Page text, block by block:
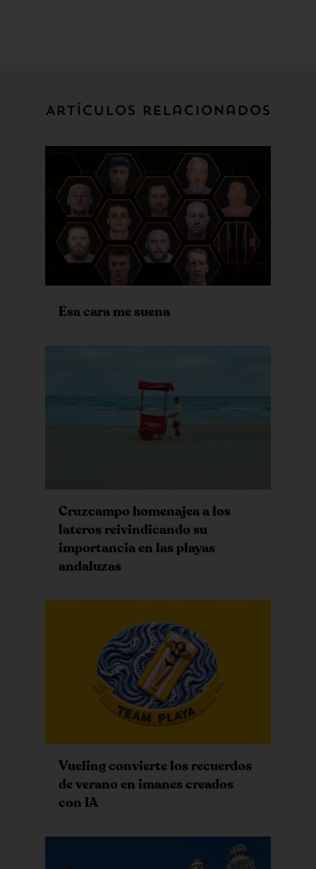
Artículos relacionados
Esa cara me suena
Cruzcampo homenajea a los
lateros reivindicando su
importancia en las playas
andaluzas
Vueling convierte los recuerdos
de verano en imanes creados
con IA